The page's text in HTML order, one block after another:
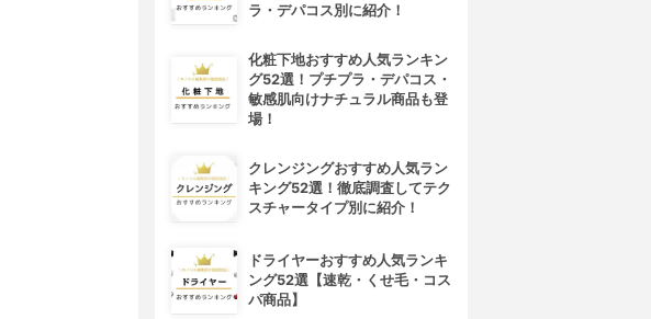
ラ・デパコス別に紹介！
化粧下地おすすめ人気ランキン
グ52選！プチプラ・デパコス・
敏感肌向けナチュラル商品も登
場！
クレンジングおすすめ人気ラン
キング52選！徹底調査してテク
スチャータイプ別に紹介！
ドライヤーおすすめ人気ランキ
ング52選【速乾・くせ毛・コス
パ商品】